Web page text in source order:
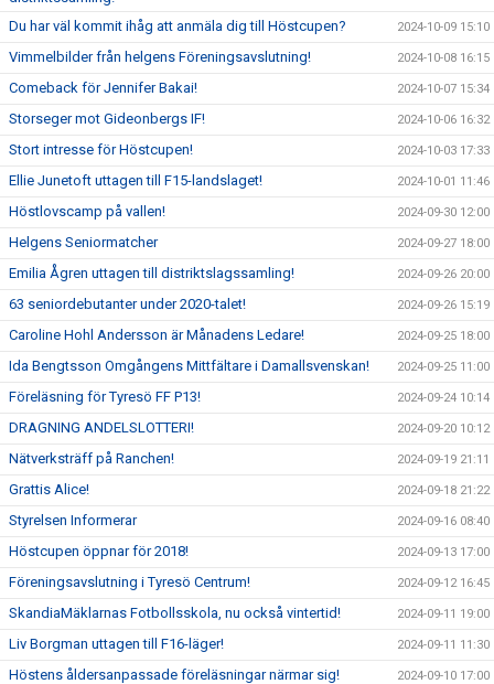
Du har väl kommit ihåg att anmäla dig till Höstcupen?
2024-10-09 15:10
Vimmelbilder från helgens Föreningsavslutning! 2024-10-08 16:15
Comeback för Jennifer Bakai! 2024-10-07 15:34
Storseger mot Gideonbergs IF! 2024-10-06 16:32
Stort intresse för Höstcupen! 2024-10-03 17:33
Ellie Junetoft uttagen till F15-landslaget! 2024-10-01 11:46
Höstlovscamp på vallen! 2024-09-30 12:00
Helgens Seniormatcher 2024-09-27 18:00
Emilia Ågren uttagen till distriktslagssamling! 2024-09-26 20:00
63 seniordebutanter under 2020-talet! 2024-09-26 15:19
Caroline Hohl Andersson är Månadens Ledare! 2024-09-25 18:00
Ida Bengtsson Omgångens Mittfältare i Damallsvenskan! 2024-09-25 11:00
Föreläsning för Tyresö FF P13! 2024-09-24 10:14
DRAGNING ANDELSLOTTERI! 2024-09-20 10:12
Nätverksträff på Ranchen! 2024-09-19 21:11
Grattis Alice! 2024-09-18 21:22
Styrelsen Informerar 2024-09-16 08:40
Höstcupen öppnar för 2018! 2024-09-13 17:00
Föreningsavslutning i Tyresö Centrum! 2024-09-12 16:45
SkandiaMäklarnas Fotbollsskola, nu också vintertid! 2024-09-11 19:00
Liv Borgman uttagen till F16-läger! 2024-09-11 11:30
Höstens åldersanpassade föreläsningar närmar sig! 2024-09-10 17:00